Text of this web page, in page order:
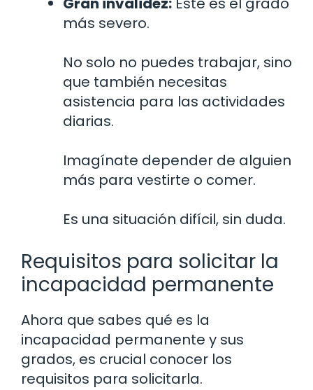
más severo.
No solo no puedes trabajar, sino
que también necesitas
asistencia para las actividades
diarias.
Imagínate depender de alguien
más para vestirte o comer.
Es una situación difícil, sin duda.
Requisitos para solicitar la
incapacidad permanente
Ahora que sabes qué es la
incapacidad permanente y sus
grados, es crucial conocer los
requisitos para solicitarla.